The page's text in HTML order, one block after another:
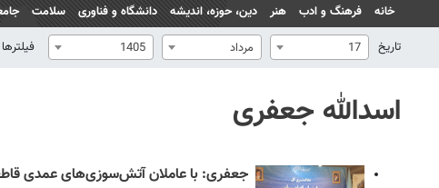
خانه فرهنگ و ادب هنر دين، حوزه، انديشه دانشگاه و فناوری سلامت
تاریخ
17 مرداد 1405 فیلترها
اسدالله جعفری
جعفری: با عاملان آتش‌سوزی‌های عمدی